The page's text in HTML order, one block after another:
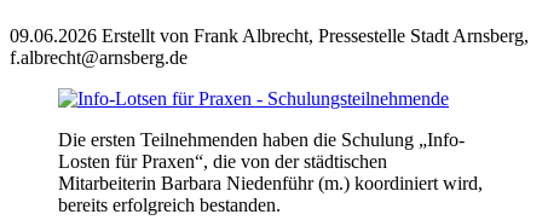
09.06.2026 Erstellt von Frank Albrecht, Pressestelle Stadt Arnsberg,
f.albrecht@arnsberg.de
Die ersten Teilnehmenden haben die Schulung „Info-
Losten für Praxen“, die von der städtischen
Mitarbeiterin Barbara Niedenführ (m.) koordiniert wird,
bereits erfolgreich bestanden.